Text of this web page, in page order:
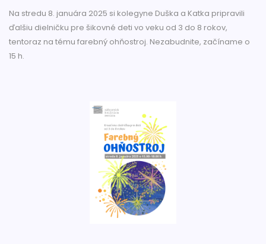
Na stredu 8. januára 2025 si kolegyne Duška a Katka pripravili
ďalšiu dielničku pre šikovné deti vo veku od 3 do 8 rokov,
tentoraz na tému farebný ohňostroj. Nezabudnite, začíname o
15 h.